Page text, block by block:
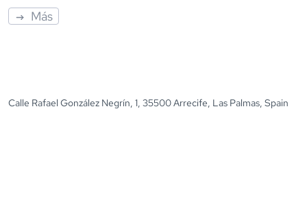
Más
Calle Rafael González Negrín, 1, 35500 Arrecife, Las Palmas, Spain